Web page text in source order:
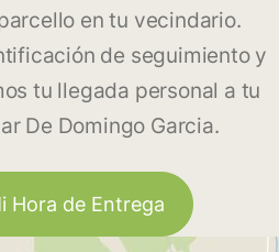
en tu vecindario.
de seguimiento y
tu llegada personal a tu
De Domingo Garcia.
Hora de Entrega